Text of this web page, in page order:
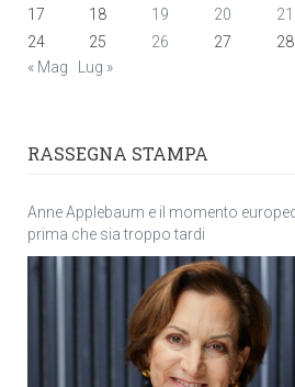
17
18 19 20 21
24
25 26 27 28
« Mag
Lug »
RASSEGNA STAMPA
Anne Applebaum e il momento
prima che sia troppo tardi